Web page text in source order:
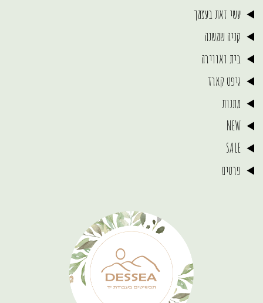
עשי זאת בעצמך
קניה שמשנה
בית ואווירה
גיפט קארד
מתנות
NEW
SALE
פרטים